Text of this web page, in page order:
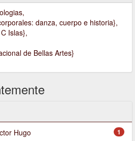
danza, cuerpo e historia},
Islas},
de Bellas Artes}
1
Hugo